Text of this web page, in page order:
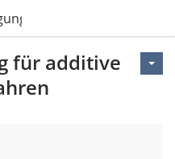
für additive